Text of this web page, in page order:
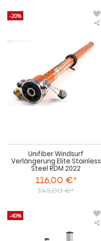
-20%
Unifiber Windsurf
Verlängerung Elite Stainless
Steel RDM 2022
116,00 €*
145,00 €*
-40%